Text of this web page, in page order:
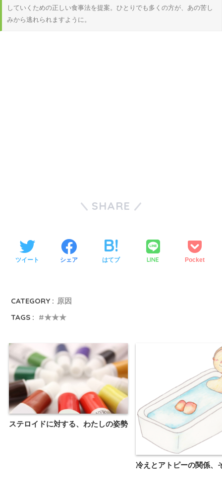
していくための正しい食事法を提案。ひとりでも多くの方が、あの苦し
みから逃れられますように。
SHARE
ツイート シェア はてブ LINE Pocket
CATEGORY : 原因
TAGS :
★★★
ステロイドに対する、わたしの姿勢
冷えとアトピーの関係、